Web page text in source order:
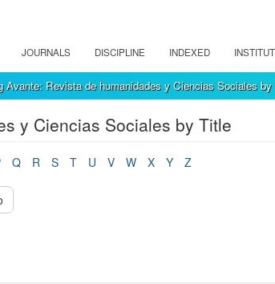
JOURNALS DISCIPLINE INDEXED
Avante: Revista de humanidades y Ciencias Sociales by
y Ciencias Sociales by Title
Q R S T U V W X Y Z